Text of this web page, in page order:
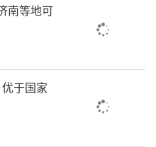
南等地可
于国家